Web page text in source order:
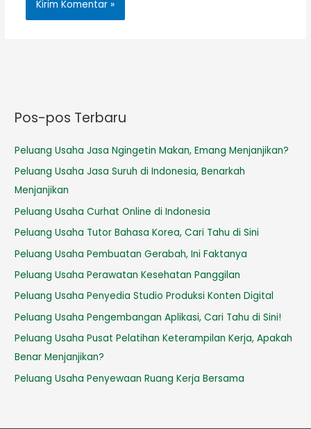
Pos-pos Terbaru
Peluang Usaha Jasa Ngingetin Makan, Emang Menjanjikan?
Peluang Usaha Jasa Suruh di Indonesia, Benarkah
Menjanjikan
Peluang Usaha Curhat Online di Indonesia
Peluang Usaha Tutor Bahasa Korea, Cari Tahu di Sini
Peluang Usaha Pembuatan Gerabah, Ini Faktanya
Peluang Usaha Perawatan Kesehatan Panggilan
Peluang Usaha Penyedia Studio Produksi Konten Digital
Peluang Usaha Pengembangan Aplikasi, Cari Tahu di Sini!
Peluang Usaha Pusat Pelatihan Keterampilan Kerja, Apakah
Benar Menjanjikan?
Peluang Usaha Penyewaan Ruang Kerja Bersama